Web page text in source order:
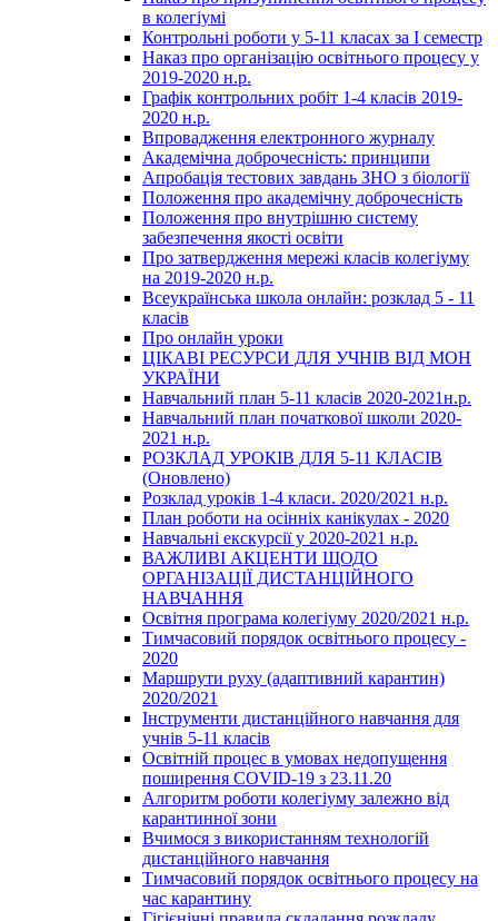
в колегіумі
Контрольні роботи у 5-11 класах за І семестр
Наказ про організацію освітнього процесу у
2019-2020 н.р.
Графік контрольних робіт 1-4 класів 2019-
2020 н.р.
Впровадження електронного журналу
Академічна доброчесність: принципи
Апробація тестових завдань ЗНО з біології
Положення про академічну доброчесність
Положення про внутрішню систему
забезпечення якості освіти
Про затвердження мережі класів колегіуму
на 2019-2020 н.р.
Всеукраїнська школа онлайн: розклад 5 - 11
класів
Про онлайн уроки
ЦІКАВІ РЕСУРСИ ДЛЯ УЧНІВ ВІД МОН
УКРАЇНИ
Навчальний план 5-11 класів 2020-2021н.р.
Навчальний план початкової школи 2020-
2021 н.р.
РОЗКЛАД УРОКІВ ДЛЯ 5-11 КЛАСІВ
(Оновлено)
Розклад уроків 1-4 класи. 2020/2021 н.р.
План роботи на осінніх канікулах - 2020
Навчальні екскурсії у 2020-2021 н.р.
ВАЖЛИВІ АКЦЕНТИ ЩОДО
ОРГАНІЗАЦІЇ ДИСТАНЦІЙНОГО
НАВЧАННЯ
Освітня програма колегіуму 2020/2021 н.р.
Тимчасовий порядок освітнього процесу -
2020
Маршрути руху (адаптивний карантин)
2020/2021
Інструменти дистанційного навчання для
учнів 5-11 класів
Освітній процес в умовах недопущення
поширення COVID-19 з 23.11.20
Алгоритм роботи колегіуму залежно від
карантинної зони
Вчимося з використанням технологій
дистанційного навчання
Тимчасовий порядок освітнього процесу на
час карантину